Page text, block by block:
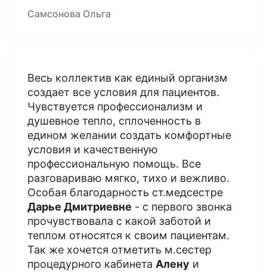
Самсонова Ольга
Весь коллектив как единый организм
создает все условия для пациентов.
Чувствуется профессионализм и
душевное тепло, сплоченность в
едином желании создать комфортные
условия и качественную
профессиональную помощь. Все
разговариваю мягко, тихо и вежливо.
Особая благодарность ст.медсестре
Дарье Дмитриевне - с первого звонка
прочувствовала с какой заботой и
теплом относятся к своим пациентам.
Так же хочется отметить м.сестер
процедурного кабинета Алену и